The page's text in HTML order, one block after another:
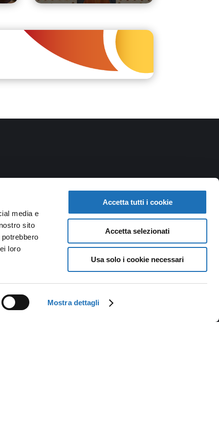
media e
sito
loro
Mostra dettagli
Accetta tutti i cookie
Accetta selezionati
Usa solo i cookie necessari
Newsletter
alla newsletter della Biblioteca e ricevi